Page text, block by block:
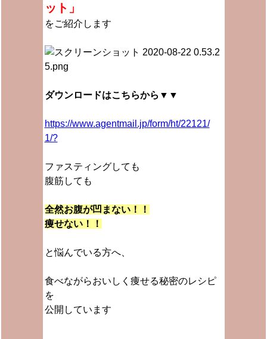
ット」
をご紹介します
ダウンロードはこちらから▼▼
https://www.agentmail.jp/form/ht/22121/
1/?
ファスティングしても
腹筋しても
全然お腹が凹まない！！
痩せない！！
と悩んでいる方へ、
食べながらおいしく痩せる秘密のレシピ
を
公開しています